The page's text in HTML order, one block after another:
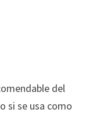
del
si se usa como